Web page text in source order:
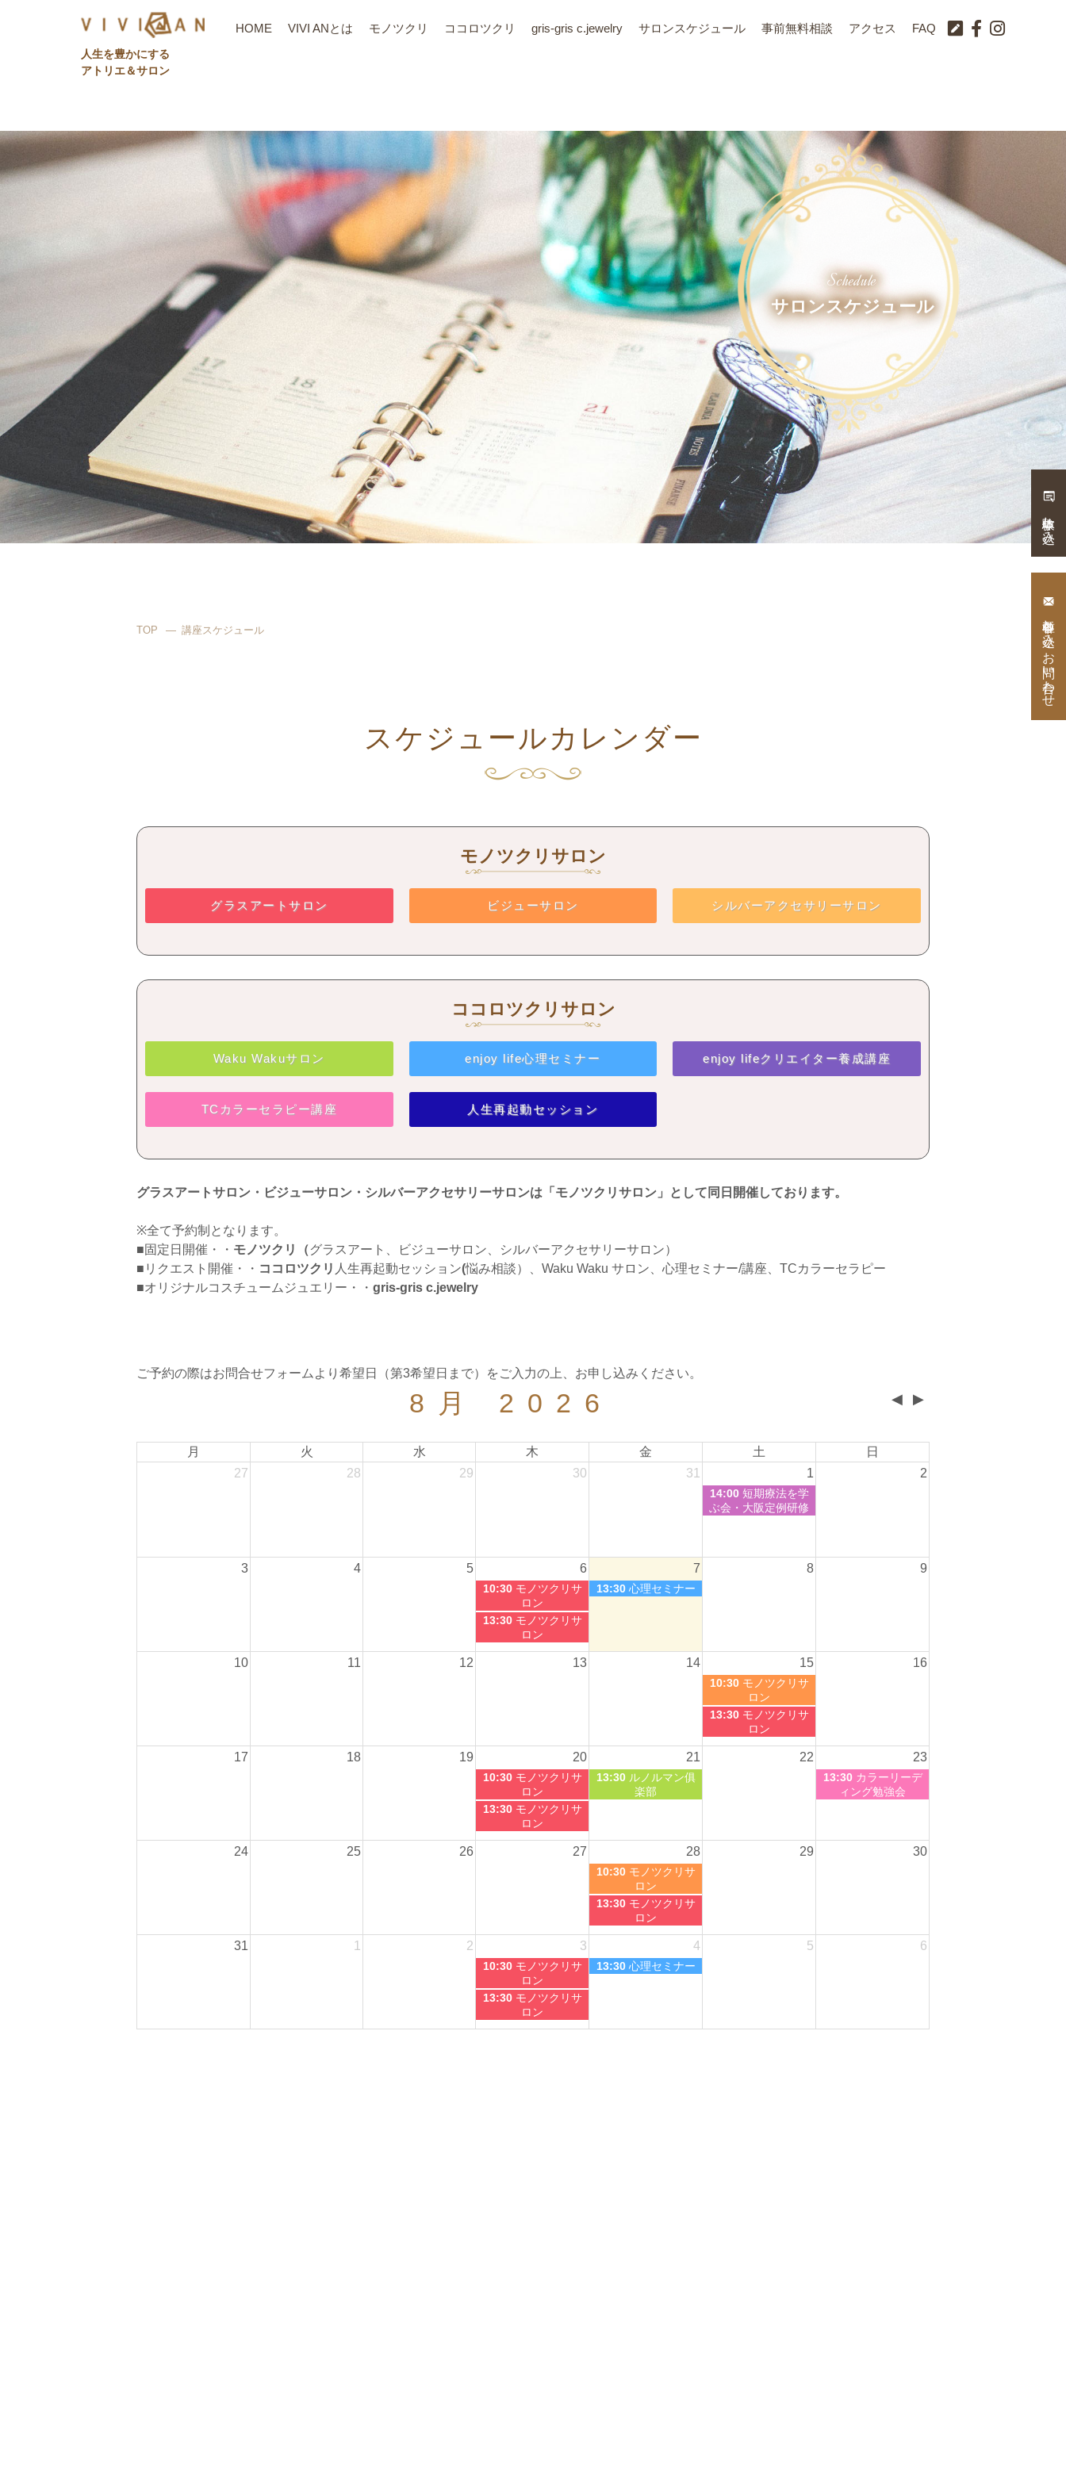
⼈⽣を豊かにする
アトリエ＆サロン
HOME VIVI ANとは モノツクリ ココロツクリ gris-gris c.jewelry サロンスケジュール 事前無料相談 アクセス FAQ
Schedule
サロンスケジュール
TOP 講座スケジュール
スケジュールカレンダー
モノツクリサロン
グラスアートサロン ビジューサロン シルバーアクセサリーサロン
ココロツクリサロン
Waku Wakuサロン enjoy life心理セミナー enjoy lifeクリエイター養成講座
TCカラーセラピー講座 人生再起動セッション
グラスアートサロン・ビジューサロン・シルバーアクセサリーサロンは「モノツクリサロン」として同日開催しております。
※全て予約制となります。
■固定日開催・・ モノツクリ（グラスアート、ビジューサロン、シルバーアクセサリーサロン）
■リクエスト開催・・ ココロツクリ 人生再起動セッション(悩み相談）、Waku Waku サロン、心理セミナー/講座、TCカラーセラピー
■オリジナルコスチュームジュエリー・・ gris-gris c.jewelry
ご予約の際はお問合せフォームより 希望日（第3希望日まで）をご入力の上、お申し込みください。
◀ ▶
8月 2026
月 火 水 木 金 土
日
27
28 29 30 31 1 2
14:00 短期療法を学
ぶ会・大阪定例研修
3 4 5 6 7 8 9
10:30 モノツクリサ
ロン
13:30 心理セミナー
13:30 モノツクリサ
ロン
10 11 12 13 14 15 16
10:30 モノツクリサ
ロン
13:30 モノツクリサ
ロン
17 18 19 20 21 22 23
10:30 モノツクリサ
ロン
13:30 ルノルマン俱
楽部
13:30 カラーリーデ
ィング勉強会
13:30 モノツクリサ
ロン
24 25 26 27 28 29 30
10:30 モノツクリサ
ロン
13:30 モノツクリサ
ロン
31 1 2 3 4 5 6
10:30 モノツクリサ
ロン
13:30 心理セミナー
13:30 モノツクリサ
ロン
体験申し込み
各種申し込み・
お問い合わせ